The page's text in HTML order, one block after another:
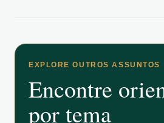
EXPLORE OUTROS ASSUNTOS
Encontre
por tema